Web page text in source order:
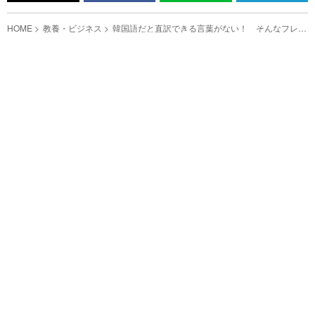
HOME 教養・ビジネス 韓国語だと直訳できる言葉がない！ そんなフレー
ズはどんな風に伝える？